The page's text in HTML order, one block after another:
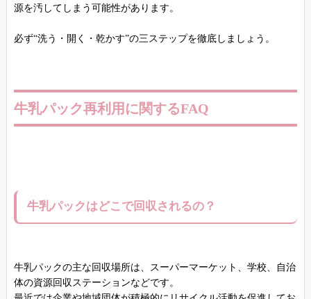
源を汚してしまう可能性があります。
必ず“洗う・開く・乾かす”の三ステップを徹底しましょう。
牛乳パック再利用に関するFAQ
牛乳パックはどこで回収されるの？
牛乳パックの主な回収場所は、スーパーマーケット、学校、自治
体の資源回収ステーションなどです。